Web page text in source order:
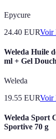
Epycure
24.40 EURVoir
Weleda Huile
ml + Gel
Weleda
19.55 EURVoir
Weleda Sport
Sportive 70 g